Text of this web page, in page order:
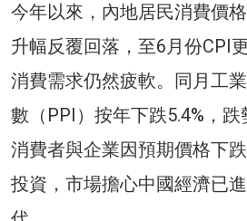
今年以來，內地居民消費價
升幅反覆回落，至6月份CPI
消費需求仍然疲軟。同月工
數（PPI）按年下跌5.4%，
消費者與企業因預期價格下
投資，市場擔心中國經濟已